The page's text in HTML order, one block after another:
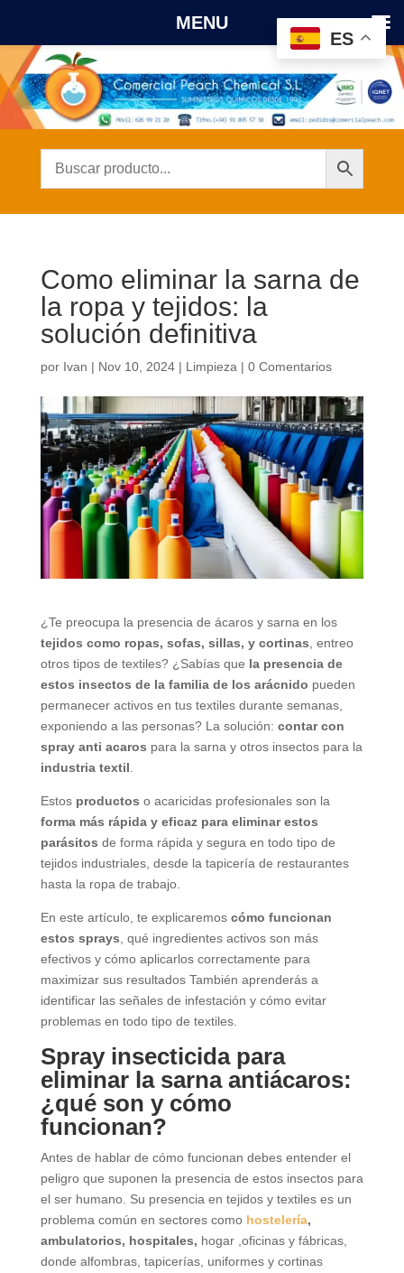
Como eliminar la sarna de
la ropa y tejidos: la
solución definitiva
por Ivan | Nov 10, 2024| Limpieza| 0 Comentarios
¿Te preocupa la presencia de ácaros y sarna en los
tejidos como ropas, sofas, sillas, y cortinas , entreo
otros tipos de textiles? ¿Sabías que la presencia de
estos insectos de la familia de los arácnido pueden
permanecer activos en tus textiles durante semanas,
exponiendo a las personas? La solución: contar con
spray anti acaros para la sarna y otros insectos para la
industria textil
Estos productos o acaricidas profesionales son la
forma más rápida y eficaz para eliminar estos
parásitos de forma rápida y segura en todo tipo de
tejidos industriales, desde la tapicería de restaurantes
hasta la ropa de trabajo.
En este artículo, te explicaremos cómo funcionan
estos sprays , qué ingredientes activos son más
efectivos y cómo aplicarlos correctamente para
maximizar sus resultados También aprenderás a
identificar las señales de infestación y cómo evitar
problemas en todo tipo de textiles.
Spray insecticida para
eliminar la sarna antiácaros:
¿qué son y cómo
funcionan?
Antes de hablar de cómo funcionan debes entender el
peligro que suponen la presencia de estos insectos para
el ser humano. Su presencia en tejidos y textiles es un
problema común en sectores como hostelería,
ambulatorios, hospitales, hogar ,oficinas y fábricas,
donde alfombras, tapicerías, uniformes y cortinas
ES
MENU